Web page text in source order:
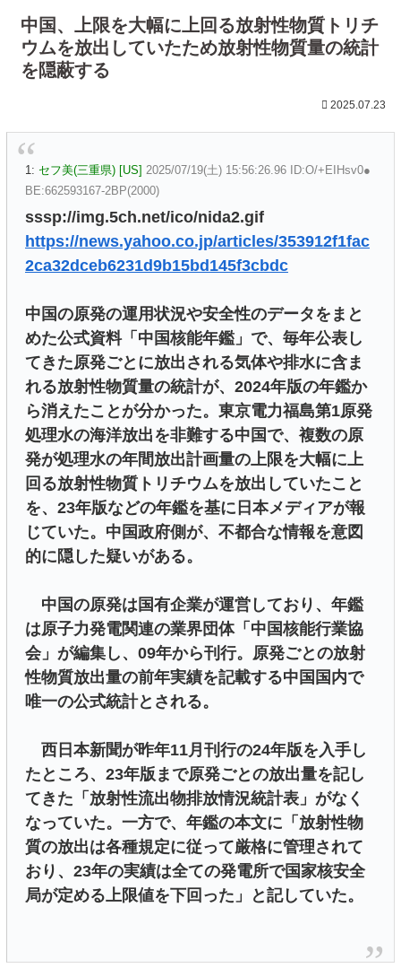
中国、上限を大幅に上回る放射性物質トリチ
ウムを放出していたため放射性物質量の統計
を隠蔽する
2025.07.23
1: セフ美(三重県) [US] 2025/07/19(土) 15:56:26.96 ID:O/+EIHsv0●
BE:662593167-2BP(2000)
sssp://img.5ch.net/ico/nida2.gif
https://news.yahoo.co.jp/articles/353912f1fac
2ca32dceb6231d9b15bd145f3cbdc
中国の原発の運用状況や安全性のデータをまと
めた公式資料「中国核能年鑑」で、毎年公表し
てきた原発ごとに放出される気体や排水に含ま
れる放射性物質量の統計が、2024年版の年鑑か
ら消えたことが分かった。東京電力福島第1原発
処理水の海洋放出を非難する中国で、複数の原
発が処理水の年間放出計画量の上限を大幅に上
回る放射性物質トリチウムを放出していたこと
を、23年版などの年鑑を基に日本メディアが報
じていた。中国政府側が、不都合な情報を意図
的に隠した疑いがある。
中国の原発は国有企業が運営しており、年鑑
は原子力発電関連の業界団体「中国核能行業協
会」が編集し、09年から刊行。原発ごとの放射
性物質放出量の前年実績を記載する中国国内で
唯一の公式統計とされる。
西日本新聞が昨年11月刊行の24年版を入手し
たところ、23年版まで原発ごとの放出量を記し
てきた「放射性流出物排放情況統計表」がなく
なっていた。一方で、年鑑の本文に「放射性物
質の放出は各種規定に従って厳格に管理されて
おり、23年の実績は全ての発電所で国家核安全
局が定める上限値を下回った」と記していた。